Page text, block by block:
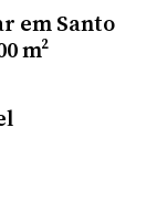
em Santo
m²